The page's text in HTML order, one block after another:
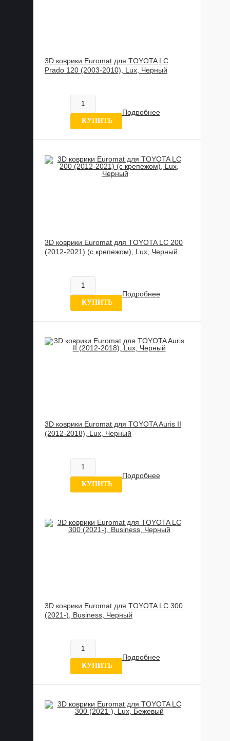
3D коврики Euromat для TOYOTA LС
Prado 120 (2003-2010), Lux, Черный
В наличии
8 отзывов
КУПИТЬ
Подробнее
3D коврики Euromat для TOYOTA LC 200
(2012-2021) (с крепежом), Lux, Черный
В наличии
1 отзыв
КУПИТЬ
Подробнее
3D коврики Euromat для TOYOTA Auris II
(2012-2018), Lux, Черный
В наличии
0 отзывов
КУПИТЬ
Подробнее
3D коврики Euromat для TOYOTA LC 300
(2021-), Business, Черный
В наличии
0 отзывов
КУПИТЬ
Подробнее